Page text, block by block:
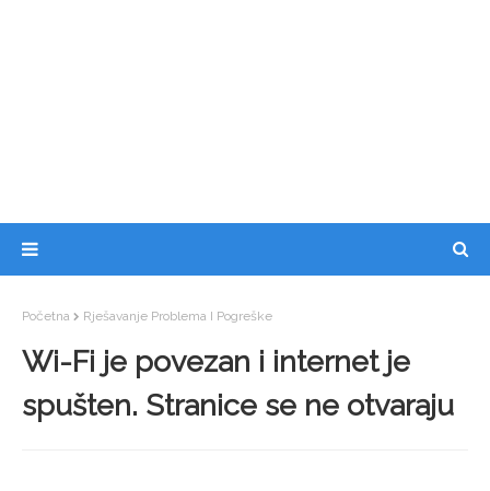
Početna Rješavanje Problema I Pogreške
Wi-Fi je povezan i internet je
spušten. Stranice se ne otvaraju